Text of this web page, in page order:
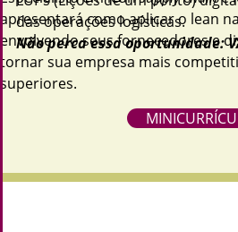
apresentará como aplicar o lean na
envolvendo seus fornecedores e
tornar sua empresa mais
superiores.
das operações logísticas.
Não perca essa oportunidade: